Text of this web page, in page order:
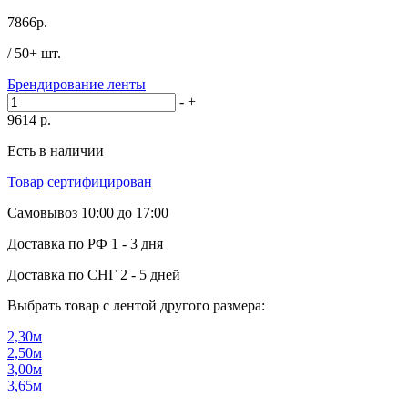
7866р.
/ 50+ шт.
Брендирование ленты
- +
9614 р.
Есть в наличии
Товар сертифицирован
Самовывоз 10:00 до 17:00
Доставка по РФ 1 - 3 дня
Доставка по СНГ 2 - 5 дней
Выбрать товар с лентой другого размера:
2,30м
2,50м
3,00м
3,65м